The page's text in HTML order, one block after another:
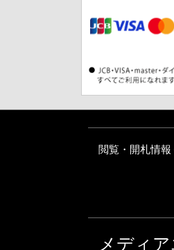
閲覧・開札情
メディ